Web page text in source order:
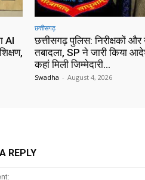
AI
छत्तीसगढ़
छत्तीसगढ़ पुलिस: निरीक्षकों और
तबादला, SP ने जारी किया
कहां मिली जिम्मेदारी…
Swadha - August 4, 2026
REPLY